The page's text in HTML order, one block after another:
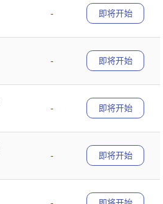
-
即将开始
-
即将开始
-
即将开始
-
即将开始